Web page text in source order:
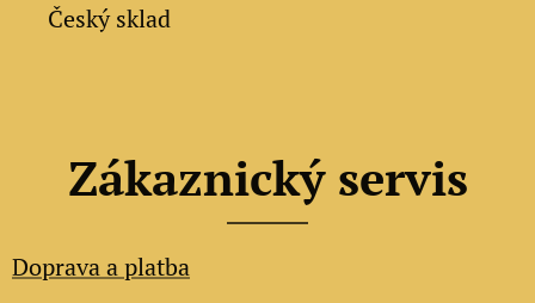
✔ Český sklad
Zákaznický servis
Doprava a platba